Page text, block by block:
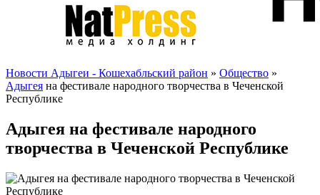
Новости Адыгеи - Кошехабльский район » Общество »
Адыгея на фестивале народного творчества в Чеченской
Республике
Адыгея на фестивале народного
творчества в Чеченской Республике